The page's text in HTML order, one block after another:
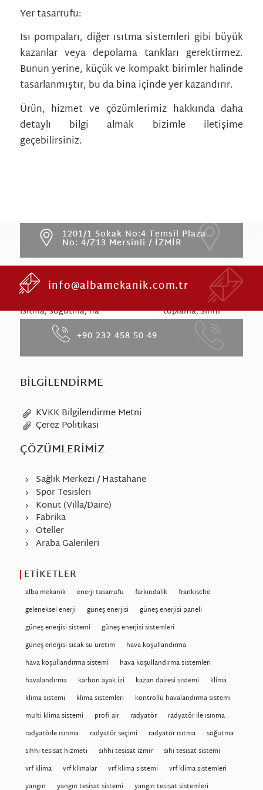
Yer tasarrufu:
Isı pompaları, diğer ısıtma sistemleri gibi büyük
kazanlar veya depolama tankları gerektirmez.
Bunun yerine, küçük ve kompakt birimler halinde
tasarlanmıştır, bu da bina içinde yer kazandırır.
Ürün, hizmet ve çözümlerimiz hakkında daha
detaylı bilgi almak bizimle iletişime
geçebilirsiniz.
1201/1 Sokak No:4 Temsil Plaza
No: 4/Z13 Mersinli / İZMİR
info@albamekanik.com.tr
+90 232 458 50 49
HAKKIMIZDA
Isıtma, soğutma, havalandırma, toz toplama, sıhhi
tesisat bireysel ve merkezi çözümler ile fabrika
mekaniği ve projelere özel çözümler ile hizmet
BILGILENDIRME
KVKK Bilgilendirme Metni
Çerez Politikası
ÇÖZÜMLERIMIZ
Sağlık Merkezi / Hastahane
Spor Tesisleri
Konut (Villa/Daire)
Fabrika
Oteller
Araba Galerileri
ETIKETLER
alba mekanik enerji tasarrufu farkındalık
frankische
geleneksel enerji
güneş enerjisi
güneş enerjisi paneli
güneş enerjisi sistemi
güneş enerjisi sistemleri
güneş enerjisi sıcak su üretim
hava koşullandırma
hava koşullandırma sistemi
hava koşullandırma sistemleri
havalandırma
karbon ayak izi kazan dairesi sistemi
klima
klima sistemi
klima sistemleri
kontrollü havalandırma sistemi
multi klima sistemi
profi air radyatör
radyatör ile ısınma
radyatörle ısınma
radyatör seçimi radyatör ısıtma
soğutma
sıhhi tesisat hizmeti
sıhhi tesisat izmir
sıhi tesisat sistemi
vrf klima
vrf klimalar vrf klima sistemi
vrf klima sistemleri
yangın
yangın tesisat sistemi yangın tesisat sistemleri